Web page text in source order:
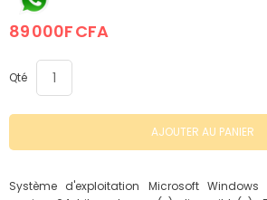
89 000F CFA
Qté
AJOUTER AU PANIER
Système d'exploitation Microsoft Windows
the
images
the
images